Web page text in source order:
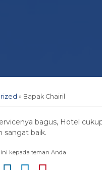
» Bapak Chairil
bagus, Hotel
sangat baik.
kepada teman Anda